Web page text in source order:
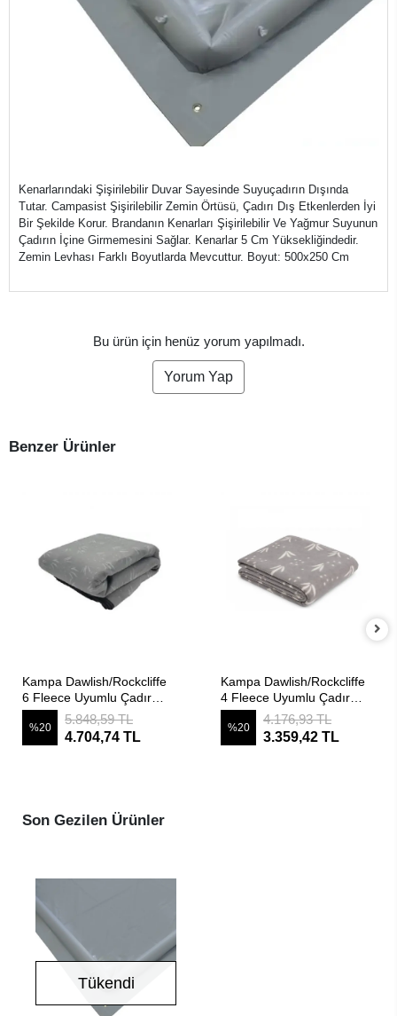
Kenarlarındaki Şişirilebilir Duvar Sayesinde Suyuçadırın Dışında
Tutar. Campasist Şişirilebilir Zemin Örtüsü, Çadırı Dış Etkenlerden İyi
Bir Şekilde Korur. Brandanın Kenarları Şişirilebilir Ve Yağmur Suyunun
Çadırın İçine Girmemesini Sağlar. Kenarlar 5 Cm Yüksekliğindedir.
Zemin Levhası Farklı Boyutlarda Mevcuttur. Boyut: 500x250 Cm
Bu ürün için henüz yorum yapılmadı.
Yorum Yap
Benzer Ürünler
Kampa Dawlish/Rockcliffe
6 Fleece Uyumlu Çadır
Halısı
%20
5.848,59 TL
4.704,74 TL
Kampa Dawlish/Rockcliffe
4 Fleece Uyumlu Çadır
Halısı
%20
4.176,93 TL
3.359,42 TL
Son Gezilen Ürünler
Tükendi